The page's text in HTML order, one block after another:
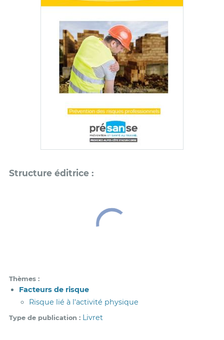
Thèmes
Facteurs de risque
Risque lié à l'activité physique
Type de publication Livret